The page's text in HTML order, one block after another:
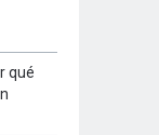
qué